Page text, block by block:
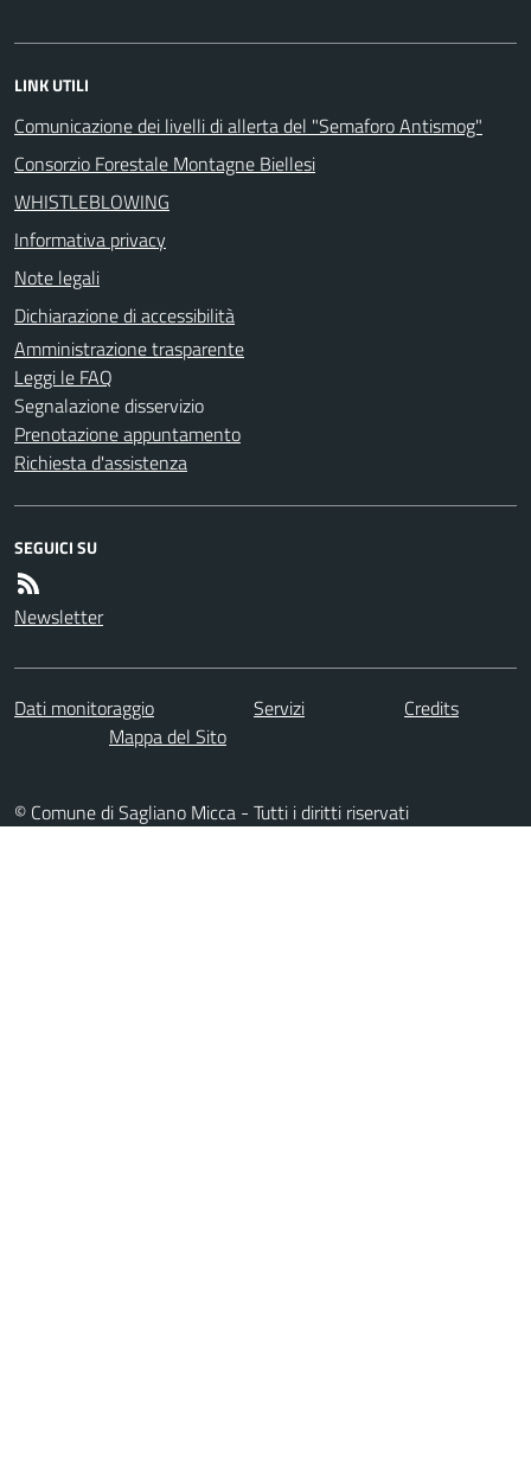
LINK UTILI
Comunicazione dei livelli di allerta del "Semaforo Antismog"
Consorzio Forestale Montagne Biellesi
WHISTLEBLOWING
Informativa privacy
Note legali
Dichiarazione di accessibilità
Amministrazione trasparente
Leggi le FAQ
Segnalazione disservizio
Prenotazione appuntamento
Richiesta d'assistenza
SEGUICI SU
Newsletter
Dati monitoraggio Servizi
Credits
Mappa del Sito
© Comune di Sagliano Micca - Tutti i diritti riservati